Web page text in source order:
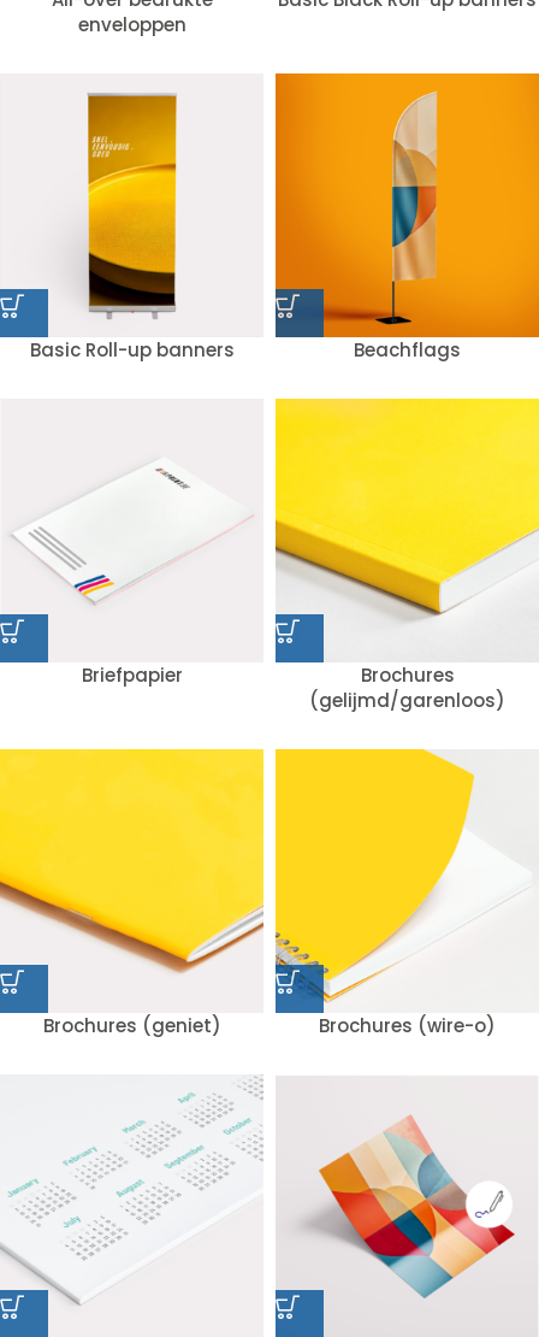
enveloppen
Basic Roll-up banners Beachflags
Briefpapier
Brochures
(gelijmd/garenloos)
Brochures (geniet) Brochures (wire-o)